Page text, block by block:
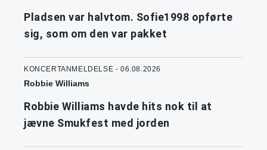
Pladsen var halvtom. Sofie1998 opførte
sig, som om den var pakket
KONCERTANMELDELSE - 06.08.2026
Robbie Williams
Robbie Williams havde hits nok til at
jævne Smukfest med jorden